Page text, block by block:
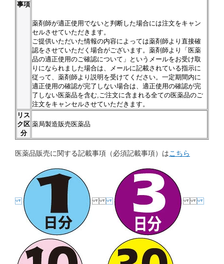
事項
薬剤師が適正使用でないと判断した場合には注文をキャン
セルさせていただきます。
ご提供いただいた情報の内容によっては薬剤師より直接確
認をさせていただく場合がございます。薬剤師より「医薬
品の適正使用のご確認について」というメールをお受け取
りになられました場合は、メールに記載されている指示に
従って、薬剤師より説明を受けてください。一定期間内に
適正使用の確認が完了しない場合は、適正使用の確認が完
了しない医薬品を含む,ご注文に含まれる全ての医薬品のご
注文をキャンセルさせていただきます。
リス
ク区
分
薬局製造販売医薬品
医薬品販売に関する記載事項（必須記載事項）はこちら